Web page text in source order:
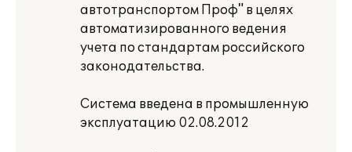
автотранспортом Проф" в целях
автоматизированного ведения
учета по стандартам российского
законодательства.
Система введена в промышленную
эксплуатацию 02.08.2012